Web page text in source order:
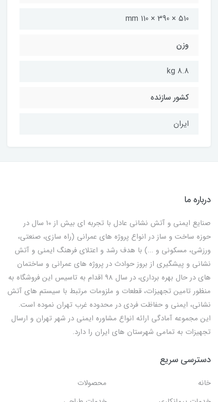
510 × 390 × 110 mm
وزن
8.8 kg
کشور سازنده
ایران
درباره ما
صنایع ایمنی و آتش نشانی عادل با تجربه ای بیش از 10 سال در
حوزه ساخت و ساز در انواع پروژه های عمرانی (راه سازی، صنعتی،
ورزشی، مسکونی و ...) با هدف رشد و اعتلای فرهنگ ایمنی و آتش
نشانی و پیشگیری از بروز حوادث در پروژه های عمرانی و ساختمان
های در حال بهره برداری، در سال 98 اقدام به تاسیس این فروشگاه به
منظور تامین تجهیزات، قطعات و ملزومات مرتبط با سیستم های آتش
نشانی، ایمنی و حفاظت فردی در محدوده غرب تهران نموده است.
این مجموعه آمادگی ارائه انواع مشاوره ایمنی در شهر تهران و ارسال
تجهیزات به تمامی شهرستان های ایران را دارد.
دسترسی سریع
خانه
محصولات